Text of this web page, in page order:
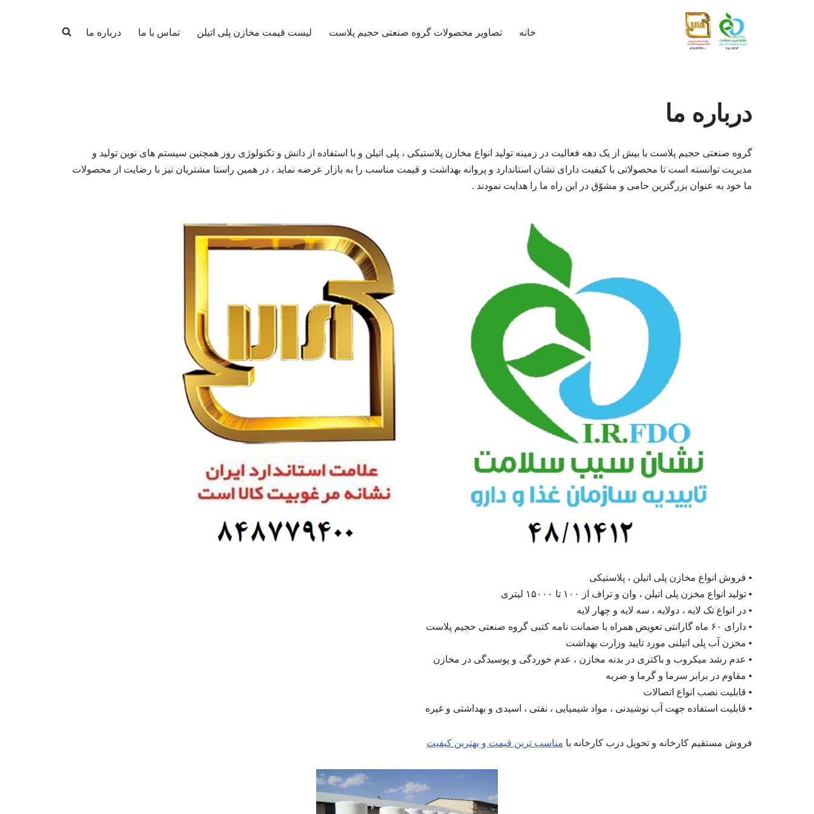
خانه تصاویر محصولات گروه صنعتی حجیم پلاست لیست قیمت مخازن پلی اتیلن تماس با ما درباره ما
درباره ما
گروه صنعتی حجیم پلاست با بیش از یک دهه فعالیت در زمینه تولید انواع مخازن پلاستیکی ، پلی اتیلن و با استفاده از دانش و تکنولوژی روز همچنین سیستم های نوین تولید و
مدیریت توانسته است تا محصولاتی با کیفیت دارای نشان استاندارد و پروانه بهداشت و قیمت مناسب را به بازار عرضه نماید ، در همین راستا مشتریان نیز با رضایت از محصولات
ما خود به عنوان بزرگترین حامی و مشوّق در این راه ما را هدایت نمودند .
• فروش انواع مخازن پلی اتیلن ، پلاستیکی
• تولید انواع مخزن پلی اتیلن ، وان و تراف از ۱۰۰ تا ۱۵۰۰۰ لیتری
• در انواع تک لایه ، دولایه ، سه لایه و چهار لایه
• دارای ۶۰ ماه گارانتی تعویض همراه با ضمانت نامه کتبی گروه صنعتی حجیم پلاست
• مخزن آب پلی اتیلنی مورد تایید وزارت بهداشت
• عدم رشد میکروب و باکتری در بدنه مخازن ، عدم خوردگی و پوسیدگی در مخازن
• مقاوم در برابر سرما و گرما و ضربه
• قابلیت نصب انواع اتصالات
• قابلیت استفاده جهت آب نوشیدنی ، مواد شیمیایی ، نفتی ، اسیدی و بهداشتی و غیره
فروش مستقیم کارخانه و تحویل درب کارخانه با مناسب ترین قیمت و بهترین کیفیت